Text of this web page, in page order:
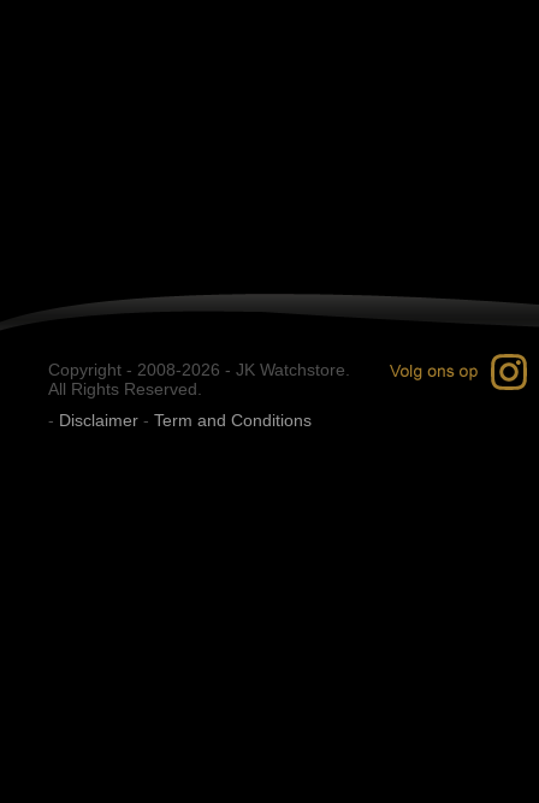
Copyright - 2008-2026 - JK Watchstore.
All Rights Reserved.
- Disclaimer - Term and Conditions